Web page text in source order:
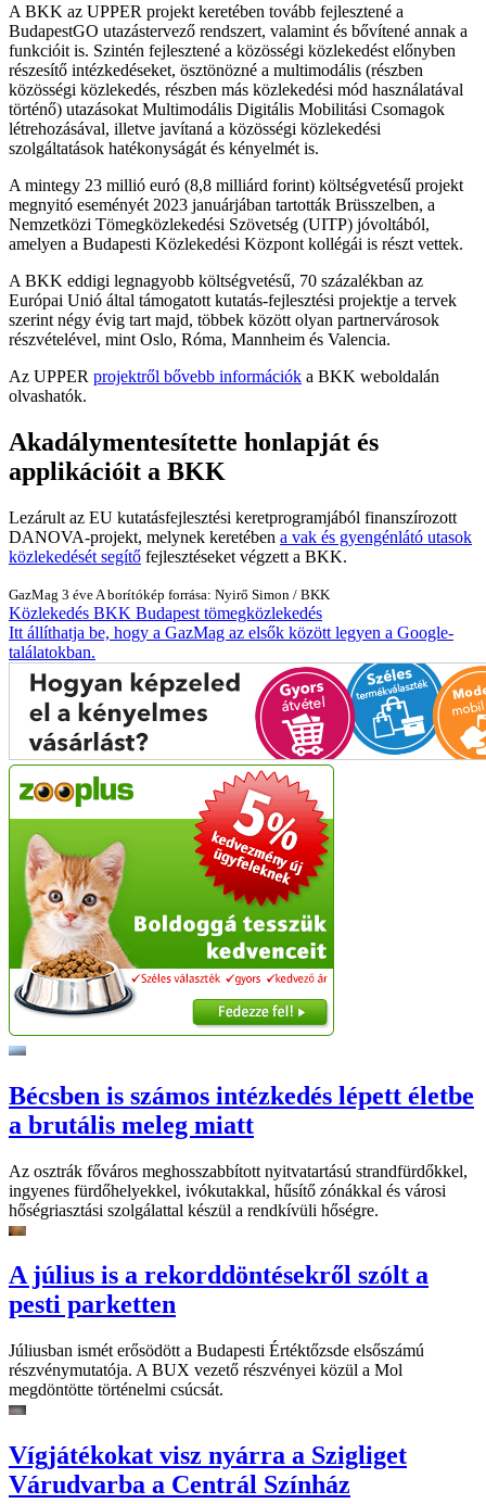
A BKK az UPPER projekt keretében tovább fejlesztené a
BudapestGO utazástervező rendszert, valamint és bővítené annak a
funkcióit is. Szintén fejlesztené a közösségi közlekedést előnyben
részesítő intézkedéseket, ösztönözné a multimodális (részben
közösségi közlekedés, részben más közlekedési mód használatával
történő) utazásokat Multimodális Digitális Mobilitási Csomagok
létrehozásával, illetve javítaná a közösségi közlekedési
szolgáltatások hatékonyságát és kényelmét is.
A mintegy 23 millió euró (8,8 milliárd forint) költségvetésű projekt
megnyitó eseményét 2023 januárjában tartották Brüsszelben, a
Nemzetközi Tömegközlekedési Szövetség (UITP) jóvoltából,
amelyen a Budapesti Közlekedési Központ kollégái is részt vettek.
A BKK eddigi legnagyobb költségvetésű, 70 százalékban az
Európai Unió által támogatott kutatás-fejlesztési projektje a tervek
szerint négy évig tart majd, többek között olyan partnervárosok
részvételével, mint Oslo, Róma, Mannheim és Valencia.
Az UPPER projektről bővebb információk a BKK weboldalán
olvashatók.
Akadálymentesítette honlapját és
applikációit a BKK
Lezárult az EU kutatásfejlesztési keretprogramjából finanszírozott
DANOVA-projekt, melynek keretében a vak és gyengénlátó utasok
közlekedését segítő fejlesztéseket végzett a BKK.
GazMag 3 éve A borítókép forrása: Nyirő Simon / BKK
Közlekedés BKK Budapest tömegközlekedés
Itt állíthatja be, hogy a GazMag az elsők között legyen a Google-
találatokban.
Bécsben is számos intézkedés lépett életbe
a brutális meleg miatt
Az osztrák főváros meghosszabbított nyitvatartású strandfürdőkkel,
ingyenes fürdőhelyekkel, ivókutakkal, hűsítő zónákkal és városi
hőségriasztási szolgálattal készül a rendkívüli hőségre.
A július is a rekorddöntésekről szólt a
pesti parketten
Júliusban ismét erősödött a Budapesti Értéktőzsde elsőszámú
részvénymutatója. A BUX vezető részvényei közül a Mol
megdöntötte történelmi csúcsát.
Vígjátékokat visz nyárra a Szigliget
Várudvarba a Centrál Színház